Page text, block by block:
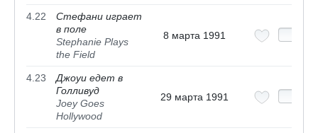
4.22
Стефани играет
в поле
Stephanie Plays
the Field
8 марта 1991
4.23
Джоуи едет в
Голливуд
Joey Goes
Hollywood
29 марта 1991